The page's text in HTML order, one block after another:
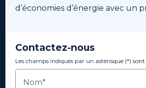
d’économies d’énergie avec un
Contactez-nous
Les champs indiqués par un astérisque (*)
Nom*